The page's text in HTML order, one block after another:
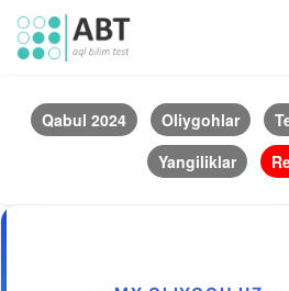
Qabul 2024 Oliygohlar
Yangiliklar